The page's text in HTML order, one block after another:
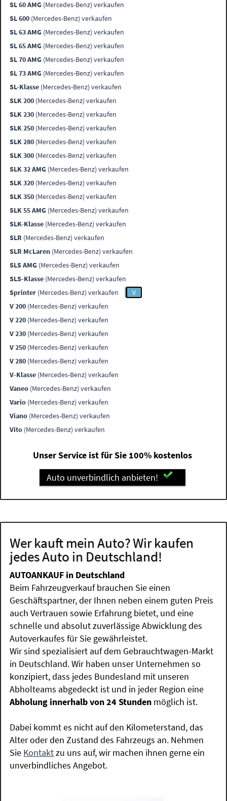
SL 60 AMG (Mercedes-Benz) verkaufen
SL 600 (Mercedes-Benz) verkaufen
SL 63 AMG (Mercedes-Benz) verkaufen
SL 65 AMG (Mercedes-Benz) verkaufen
SL 70 AMG (Mercedes-Benz) verkaufen
SL 73 AMG (Mercedes-Benz) verkaufen
SL-Klasse (Mercedes-Benz) verkaufen
SLK 200 (Mercedes-Benz) verkaufen
SLK 230 (Mercedes-Benz) verkaufen
SLK 250 (Mercedes-Benz) verkaufen
SLK 280 (Mercedes-Benz) verkaufen
SLK 300 (Mercedes-Benz) verkaufen
SLK 32 AMG (Mercedes-Benz) verkaufen
SLK 320 (Mercedes-Benz) verkaufen
SLK 350 (Mercedes-Benz) verkaufen
SLK 55 AMG (Mercedes-Benz) verkaufen
SLK-Klasse (Mercedes-Benz) verkaufen
SLR (Mercedes-Benz) verkaufen
SLR McLaren (Mercedes-Benz) verkaufen
SLS AMG (Mercedes-Benz) verkaufen
SLS-Klasse (Mercedes-Benz) verkaufen
Sprinter (Mercedes-Benz) verkaufen
V
V 200 (Mercedes-Benz) verkaufen
V 220 (Mercedes-Benz) verkaufen
V 230 (Mercedes-Benz) verkaufen
V 250 (Mercedes-Benz) verkaufen
V 280 (Mercedes-Benz) verkaufen
V-Klasse (Mercedes-Benz) verkaufen
Vaneo (Mercedes-Benz) verkaufen
Vario (Mercedes-Benz) verkaufen
Viano (Mercedes-Benz) verkaufen
Vito (Mercedes-Benz) verkaufen
Unser Service ist für Sie 100% kostenlos
Auto unverbindlich anbieten!
Wer kauft mein Auto? Wir kaufen
jedes Auto in Deutschland!
AUTOANKAUF in Deutschland
Beim Fahrzeugverkauf brauchen Sie einen
Geschäftspartner, der Ihnen neben einem guten Preis
auch Vertrauen sowie Erfahrung bietet, und eine
schnelle und absolut zuverlässige Abwicklung des
Autoverkaufes für Sie gewährleistet.
Wir sind spezialisiert auf dem Gebrauchtwagen-Markt
in Deutschland. Wir haben unser Unternehmen so
konzipiert, dass jedes Bundesland mit unseren
Abholteams abgedeckt ist und in jeder Region eine
Abholung innerhalb von 24 Stunden möglich ist.
Dabei kommt es nicht auf den Kilometerstand, das
Alter oder den Zustand des Fahrzeugs an. Nehmen
Sie Kontaktzu uns auf, wir machen ihnen gerne ein
unverbindliches Angebot.